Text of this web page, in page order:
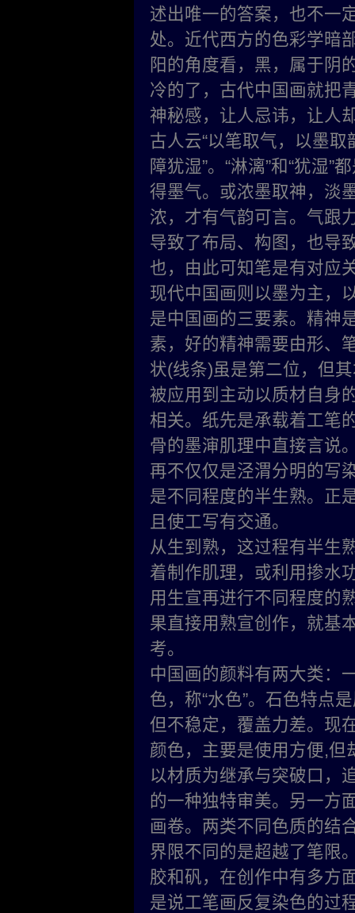
述出唯一的答案，也不一
处。近代西方的色彩学暗
阳的角度看，黑，属于阴
冷的了，古代中国画就把
神秘感，让人忌讳，让人
古人云“以笔取气，以墨
障犹湿”。“淋漓”和“犹湿
得墨气。或浓墨取神，淡
浓，才有气韵可言。气跟
导致了布局、 构图，也导
也，由此可知笔是有对应
现代中国画则以墨为主，
是中国画的三要素。精神
素，好的精神需要由形、
状(线条)虽是第二位，但
被应用到主动以质材自身
相关。纸先是承载着工笔
骨的墨渖肌理中直接言说
再不仅仅是泾渭分明的写
是不同程度的半生熟。正
且使工写有交通。
从生到熟，这过程有半生
着制作肌理，或利用掺水
用生宣再进行不同程度的
果直接用熟宣创作，就基
考。
中国画的颜料有两大类：
色，称“水色”。石色特点
但不稳定，覆盖力差。现
颜色，主要是使用方便,但
以材质为继承与突破口，
的一种独特审美。另一方
画卷。两类不同色质的结
界限不同的是超越了笔限
胶和矾，在创作中有多方
是说工笔画反复染色的过